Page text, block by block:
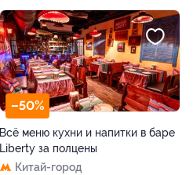
–50%
Всё меню кухни и напитки в баре
Liberty за полцены
Китай-город